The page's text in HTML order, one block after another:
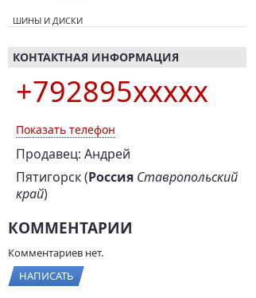
ШИНЫ И ДИСКИ
КОНТАКТНАЯ ИНФОРМАЦИЯ
+792895xxxxx
Показать телефон
Продавец: Андрей
Пятигорск (Россия Ставропольский
край)
КОММЕНТАРИИ
Комментариев нет.
НАПИСАТЬ